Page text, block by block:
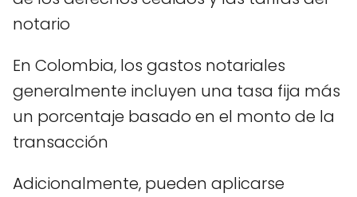
notario
En Colombia, los gastos notariales
generalmente incluyen una tasa fija más
un porcentaje basado en el monto de la
transacción
Adicionalmente, pueden aplicarse